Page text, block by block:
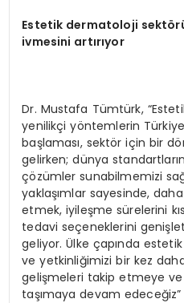
Estetik dermatoloji
ivmesini artırıyor
Dr. Mustafa Tümtürk,
yenilikçi yöntemlerin
başlaması, sektör için bir
gelirken; dünya
çözümler sunabilmemizi
yaklaşımlar sayesinde,
etmek, iyileşme sürelerini
tedavi seçeneklerini
geliyor. Ülke çapında estetik
ve yetkinliğimizi bir kez
gelişmeleri takip etmeye
taşımaya devam edeceğiz”